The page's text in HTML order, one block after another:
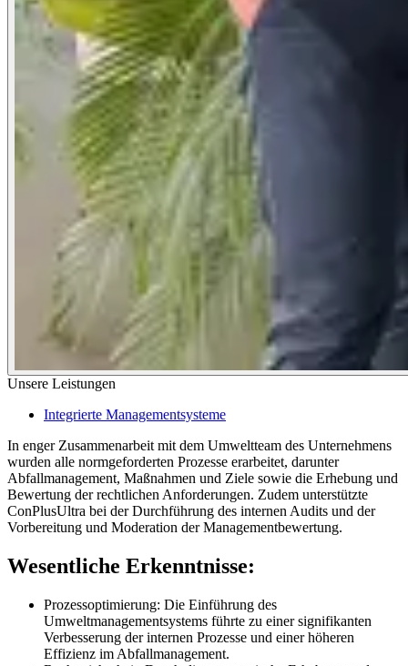
Unsere Leistungen
Integrierte Managementsysteme
In enger Zusammenarbeit mit dem Umweltteam des Unternehmens
wurden alle normgeforderten Prozesse erarbeitet, darunter
Abfallmanagement, Maßnahmen und Ziele sowie die Erhebung und
Bewertung der rechtlichen Anforderungen. Zudem unterstützte
ConPlusUltra bei der Durchführung des internen Audits und der
Vorbereitung und Moderation der Managementbewertung.
Wesentliche Erkenntnisse:
Prozessoptimierung: Die Einführung des
Umweltmanagementsystems führte zu einer signifikanten
Verbesserung der internen Prozesse und einer höheren
Effizienz im Abfallmanagement.